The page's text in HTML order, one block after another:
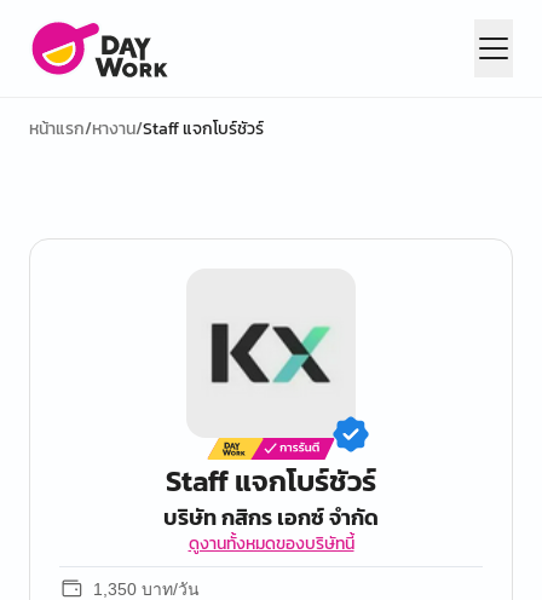
หน้าแรก/หางาน/Staff แจกโบร์ชัวร์
Staff แจกโบร์ชัวร์
บริษัท กสิกร เอกซ์ จำกัด
ดูงานทั้งหมดของบริษัทนี้
1,350 บาท/วัน